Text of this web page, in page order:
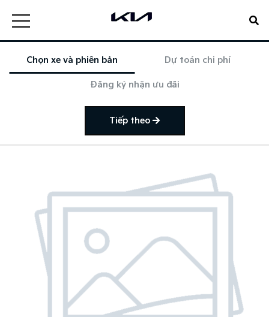
Chọn xe và phiên bản Dự toán chi phí
Đăng ký nhận ưu đãi
Tiếp theo